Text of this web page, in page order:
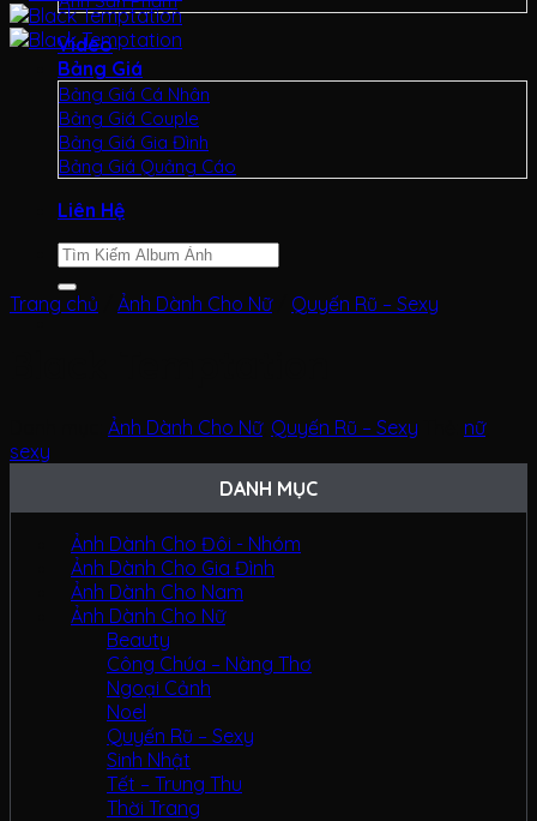
Video
Bảng Giá
Bảng Giá Cá Nhân
Bảng Giá Couple
Bảng Giá Gia Đình
Bảng Giá Quảng Cáo
Liên Hệ
Tìm
kiếm:
Trang chủ
Ảnh Dành Cho Nữ Quyến Rũ – Sexy
Ảnh Dành Cho Nữ, Quyến Rũ – Sexy nữ,
sexy
DANH MỤC
Ảnh Dành Cho Đôi - Nhóm
Ảnh Dành Cho Gia Đình
Ảnh Dành Cho Nam
Ảnh Dành Cho Nữ
Beauty
Công Chúa – Nàng Thơ
Ngoại Cảnh
Noel
Quyến Rũ – Sexy
Sinh Nhật
Tết – Trung Thu
Thời Trang